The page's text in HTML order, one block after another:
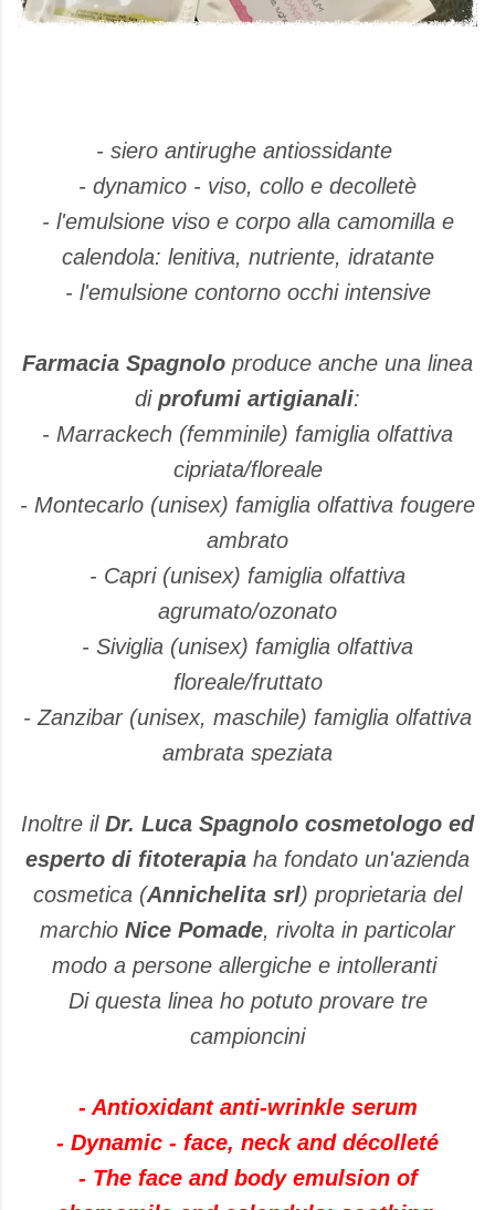
- siero antirughe antiossidante
- dynamico - viso, collo e decolletè
- l'emulsione viso e corpo alla camomilla e
calendola: lenitiva, nutriente, idratante
- l'emulsione contorno occhi intensive
Farmacia Spagnolo produce anche una linea
di profumi artigianali:
- Marrackech (femminile) famiglia olfattiva
cipriata/floreale
- Montecarlo (unisex) famiglia olfattiva fougere
ambrato
- Capri (unisex) famiglia olfattiva
agrumato/ozonato
- Siviglia (unisex) famiglia olfattiva
floreale/fruttato
- Zanzibar (unisex, maschile) famiglia olfattiva
ambrata speziata
Inoltre il Dr. Luca Spagnolo cosmetologo ed
esperto di fitoterapia ha fondato un'azienda
cosmetica (Annichelita srl) proprietaria del
marchio Nice Pomade, rivolta in particolar
modo a persone allergiche e intolleranti
Di questa linea ho potuto provare tre
campioncini
- Antioxidant anti-wrinkle serum
- Dynamic - face, neck and décolleté
- The face and body emulsion of